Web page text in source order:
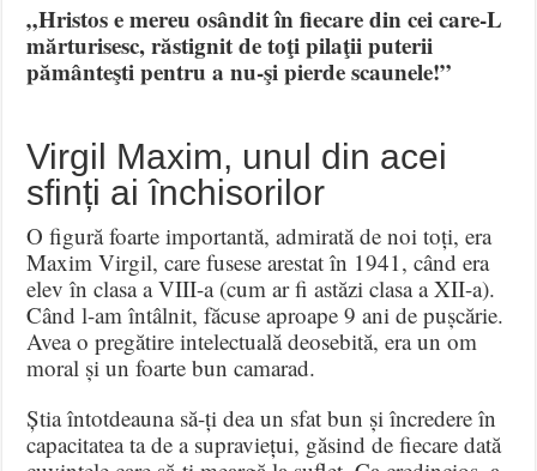
„Hristos e mereu osândit în fiecare din cei care-L
mărturisesc, răstignit de toţi pilaţii puterii
pământeşti pentru a nu-şi pierde scaunele!”
Virgil Maxim, unul din acei
sfinți ai închisorilor
O figură foarte importantă, admirată de noi toți, era
Maxim Virgil, care fusese arestat în 1941, când era
elev în clasa a VIII-a (cum ar fi astăzi clasa a XII-a).
Când l-am întâlnit, făcuse aproape 9 ani de pușcărie.
Avea o pregătire intelectuală deosebită, era un om
moral și un foarte bun camarad.
Știa întotdeauna să-ți dea un sfat bun și încredere în
capacitatea ta de a supraviețui, găsind de fiecare dată